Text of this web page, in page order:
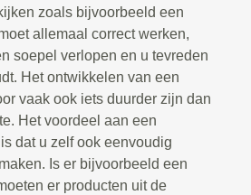
zoals bijvoorbeeld een
allemaal correct werken,
soepel verlopen en u tevreden
Het ontwikkelen van een
vaak ook iets duurder zijn dan
Het voordeel aan een
dat u zelf ook eenvoudig
Is er bijvoorbeeld een
er producten uit de